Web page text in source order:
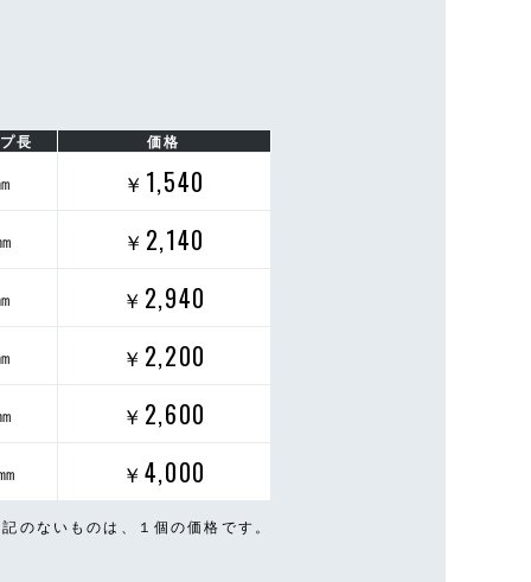
長 価格
￥ 1,540
￥ 2,140
￥ 2,940
￥ 2,200
￥ 2,600
￥ 4,000
のないものは、１個の価格です。